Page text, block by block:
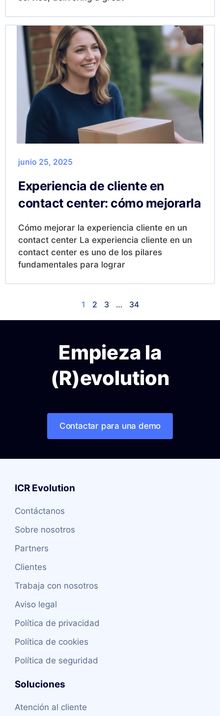
junio 25, 2025
Experiencia de cliente en
contact center: cómo mejorarla
Cómo mejorar la experiencia cliente en un
contact center La experiencia cliente en un
contact center es uno de los pilares
fundamentales para lograr
1 2 3 … 34
Empieza la
(R)evolution
Contactar para una demo
ICR Evolution
Contáctanos
Sobre nosotros
Partners
Clientes
Trabaja con nosotros
Aviso legal
Política de privacidad
Política de cookies
Política de seguridad
Soluciones
Atención al cliente